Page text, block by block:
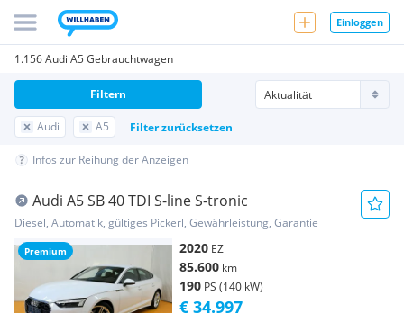
Einloggen
1.156 Audi A5 Gebrauchtwagen
Audi A5 Filter zurücksetzen
Filtern
Infos zur Reihung der Anzeigen
Premium
Audi A5 SB 40 TDI S-line S-tronic
Diesel, Automatik, gültiges Pickerl, Gewährleistung, Garantie
2020 EZ
85.600 km
190 PS (140 kW)
€ 34.997